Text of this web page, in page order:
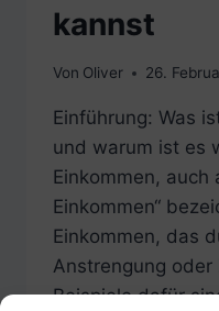
kannst
Von Oliver 26.
Einführung: Was
und warum ist es
Einkommen, auch
Einkommen“
Einkommen, das
Anstrengung
Beispiele dafür